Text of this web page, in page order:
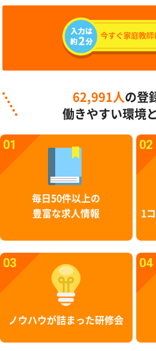
62,991人 の登
働きやすい環境
01
毎日50件以上の
豊富な求人情報
02
1
03
ノウハウが詰まった研修会
04